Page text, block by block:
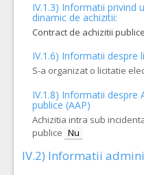
IV.1.3) Informatii privind
dinamic de achizitii:
Contract de achizitii publice
IV.1.6) Informatii despre
S-a organizat o licitatie
IV.1.8) Informatii despre
publice (AAP)
Achizitia intra sub
publice Nu
IV.2) Informatii